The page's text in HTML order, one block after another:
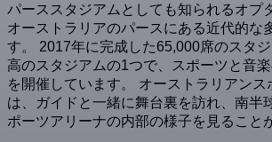
パーススタジアムとしても知られるオプ
オーストラリアのパースにある近代的な
す。 2017年に完成した65,000席のスタ
高のスタジアムの1つで、スポーツと音
を開催しています。 オーストラリアンス
は、ガイドと一緒に舞台裏を訪れ、南半
ポーツアリーナの内部の様子を見ること